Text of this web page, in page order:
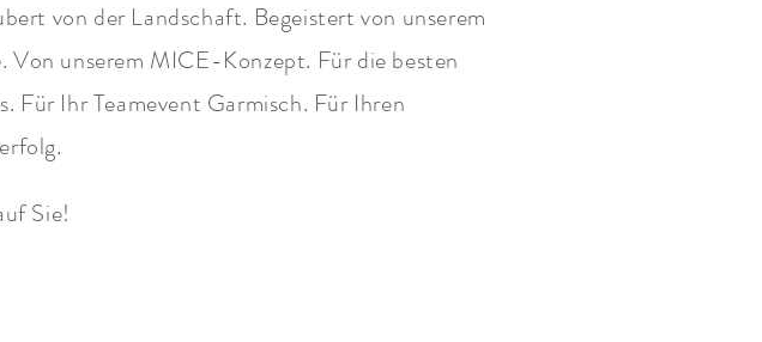
von der Landschaft. Begeistert von unserem
Von unserem MICE-Konzept. Für die besten
Für Ihr Teamevent Garmisch. Für Ihren
Sie!